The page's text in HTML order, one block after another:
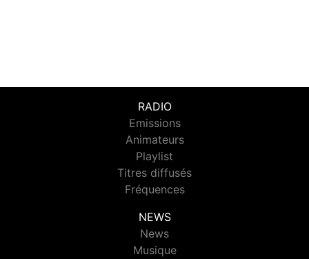
RADIO
Emissions
Animateurs
Playlist
Titres diffusés
Fréquences
NEWS
News
Musique